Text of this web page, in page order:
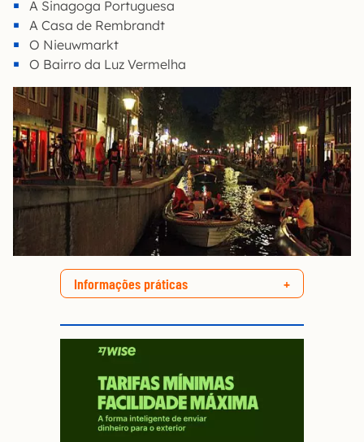
A Sinagoga Portuguesa
A Casa de Rembrandt
O Nieuwmarkt
O Bairro da Luz Vermelha
Informações práticas